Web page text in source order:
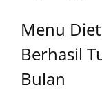
Menu
Berhasil
Bulan